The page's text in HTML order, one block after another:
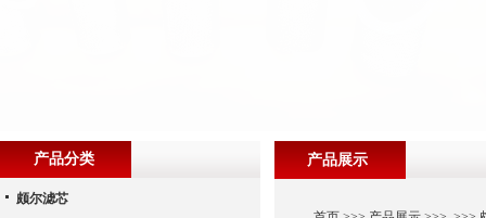
产品展示
产品分类
颇尔滤芯